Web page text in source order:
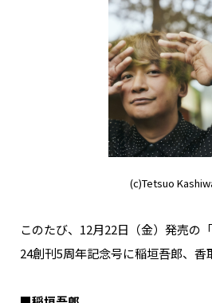
(c)Tetsuo
このたび、12月22日（金）発売の
24創刊5周年記念号に稲垣吾郎、香